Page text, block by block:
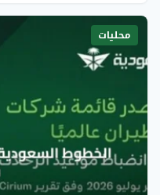
محليات